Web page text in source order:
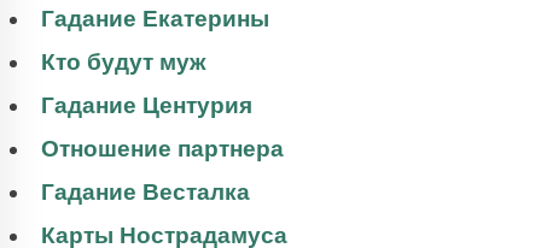
Гадание Екатерины
Кто будут муж
Гадание Центурия
Отношение партнера
Гадание Весталка
Карты Нострадамуса